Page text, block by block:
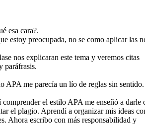
esa cara?.
estoy preocupada, no se como aplicar las
nos explicaran este tema y veremos citas
paráfrasis.
APA me parecía un lío de reglas sin sentido.
comprender el estilo APA me enseñó a darle
el plagio. Aprendí a organizar mis ideas
Ahora escribo con más responsabilidad y